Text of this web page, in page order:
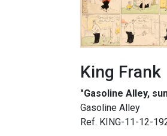
King Frank
"Gasoline Alley,
Gasoline Alley
Ref. KING-11-12-